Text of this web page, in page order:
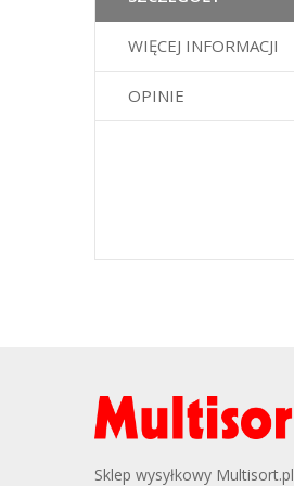
WIĘCEJ INFORMACJI
OPINIE
Sklep wysyłkowy Multisort.pl